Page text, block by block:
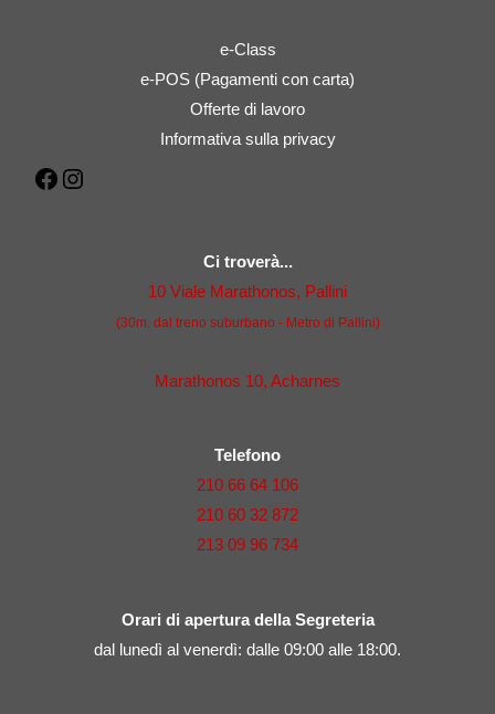
e-Class
e-POS (Pagamenti con carta)
Offerte di lavoro
Informativa sulla privacy
Facebook
Ci troverà...
10 Viale Marathonos, Pallini
(30m. dal treno suburbano - Metro di Pallini)
Marathonos 10, Acharnes
Telefono
210 66 64 106
210 60 32 872
213 09 96 734
Orari di apertura della Segreteria
dal lunedì al venerdì: dalle 09:00 alle 18:00.